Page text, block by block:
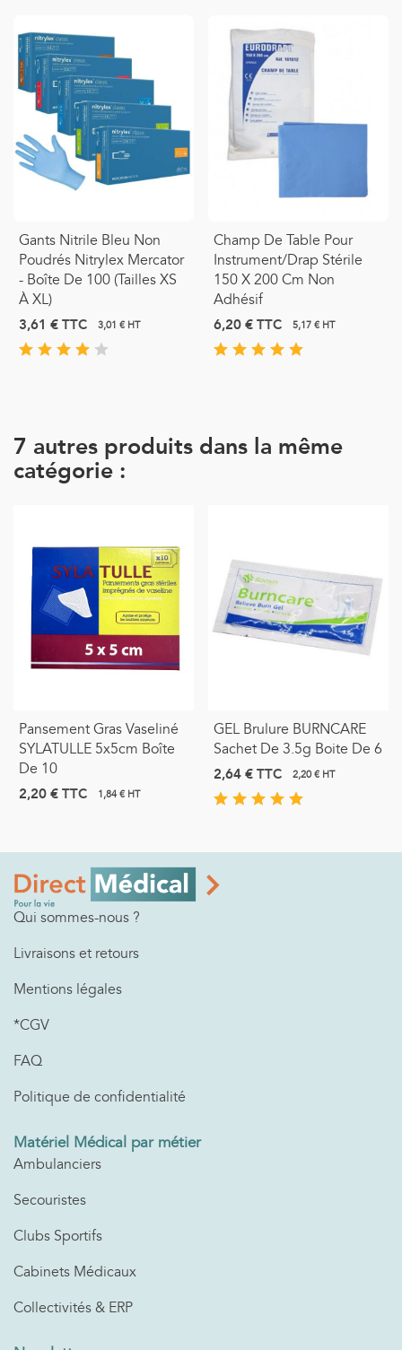
Gants Nitrile Bleu Non
Poudrés Nitrylex Mercator
- Boîte De 100 (tailles XS
À XL)
3,61 €TTC 3,01 € HT
Champ De Table Pour
Instrument/drap Stérile
150 X 200 Cm Non
Adhésif
6,20 €TTC 5,17 € HT
7 autres produits dans la même
catégorie :
Pansement Gras Vaseliné
SYLATULLE 5x5cm Boîte
De 10
2,20 €TTC 1,84 € HT
GEL Brulure BURNCARE
Sachet De 3.5g Boite De 6
2,64 €TTC 2,20 € HT
Qui sommes-nous ?
Livraisons et retours
Mentions légales
*CGV
FAQ
Politique de confidentialité
Matériel Médical par métier
Ambulanciers
Secouristes
Clubs Sportifs
Cabinets Médicaux
Collectivités & ERP